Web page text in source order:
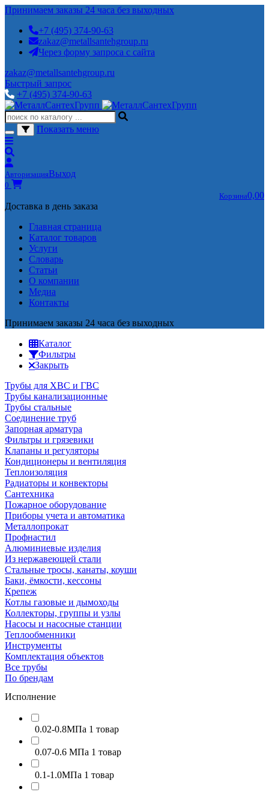
Принимаем заказы 24 часа без выходных
+7 (495) 374-90-63
zakaz@metallsantehgroup.ru
Через форму запроса с сайта
zakaz@metallsantehgroup.ru
Быстрый запрос
+7 (495) 374-90-63
Показать меню
АвторизацияВыход
0
Корзина0,00
Доставка в день заказа
Главная страница
Каталог товаров
Услуги
Словарь
Статьи
О компании
Медиа
Контакты
Принимаем заказы 24 часа без выходных
Каталог
Фильтры
Закрыть
Трубы для ХВС и ГВС
Трубы канализационные
Трубы стальные
Соединение труб
Запорная арматура
Фильтры и грязевики
Клапаны и регуляторы
Кондиционеры и вентиляция
Теплоизоляция
Радиаторы и конвекторы
Сантехника
Пожарное оборудование
Приборы учета и автоматика
Металлопрокат
Профнастил
Алюминиевые изделия
Из нержавеющей стали
Стальные тросы, канаты, коуши
Баки, ёмкости, кессоны
Крепеж
Котлы газовые и дымоходы
Коллекторы, группы и узлы
Насосы и насосные станции
Теплообменники
Инструменты
Комплектация объектов
Все трубы
По брендам
Исполнение
0.02-0.8МПа 1 товар
0.07-0.6 МПа 1 товар
0.1-1.0МПа 1 товар